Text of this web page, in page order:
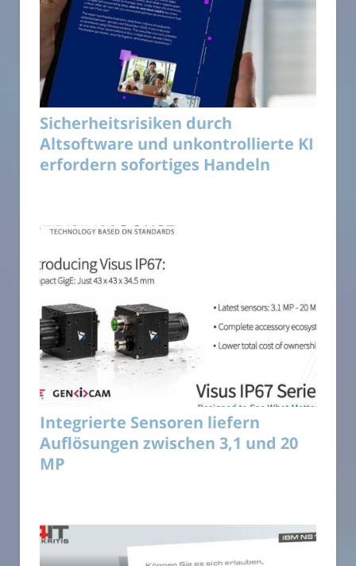
Sicherheitsrisiken durch
Altsoftware und unkontrollierte KI
erfordern sofortiges Handeln
Integrierte Sensoren liefern
Auflösungen zwischen 3,1 und 20
MP